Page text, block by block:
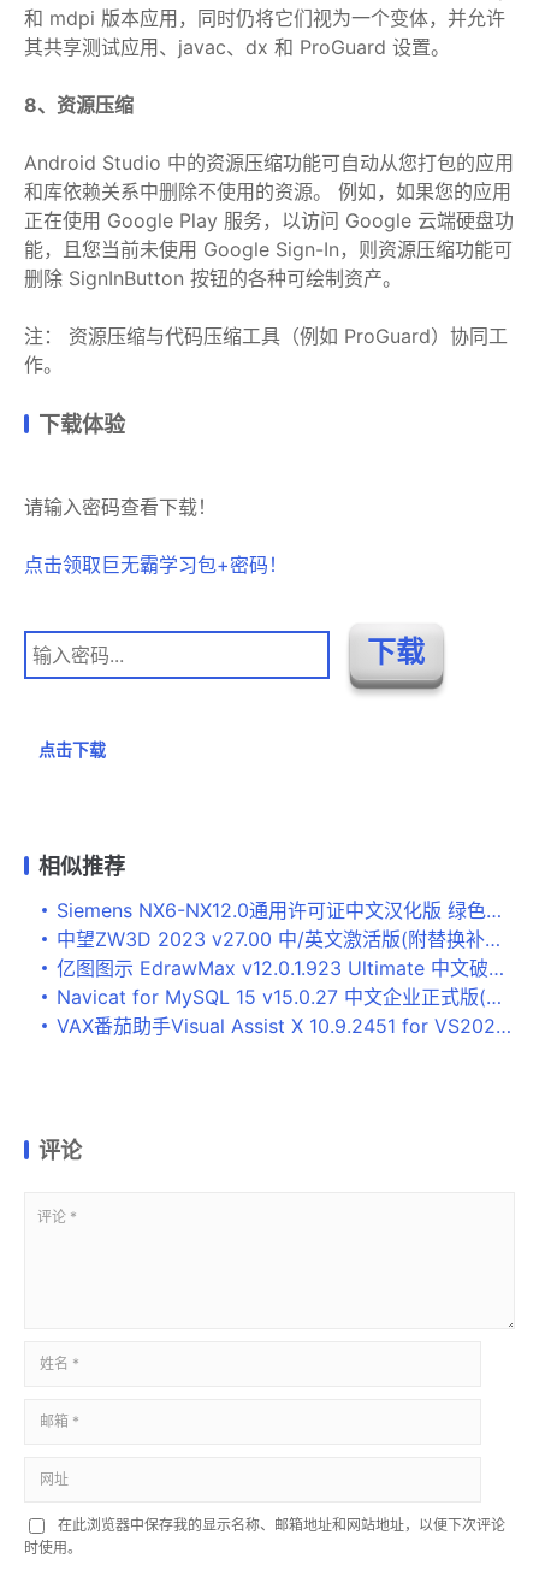
和 mdpi 版本应用，同时仍将它们视为一个变体，并允许
其共享测试应用、javac、dx 和 ProGuard 设置。
8、资源压缩
Android Studio 中的资源压缩功能可自动从您打包的应用
和库依赖关系中删除不使用的资源。 例如，如果您的应用
正在使用 Google Play 服务，以访问 Google 云端硬盘功
能，且您当前未使用 Google Sign-In，则资源压缩功能可
删除 SignInButton 按钮的各种可绘制资产。
注： 资源压缩与代码压缩工具（例如 ProGuard）协同工
作。
下载体验
请输入密码查看下载！
点击领取巨无霸学习包+密码！
点击下载
相似推荐
Siemens NX6-NX12.0通用许可证中文汉化版 绿色吾爱版
中望ZW3D 2023 v27.00 中/英文激活版(附替换补丁+教程) 64位
亿图图示 EdrawMax v12.0.1.923 Ultimate 中文破解版(附激活补丁+安装教程)
Navicat for MySQL 15 v15.0.27 中文企业正式版(附安装教程) 32/64位
VAX番茄助手Visual Assist X 10.9.2451 for VS2022 免费破解版(附key+方法) 64位
评论
在此浏览器中保存我的显示名称、邮箱地址和网站地址，以便下次评论
时使用。